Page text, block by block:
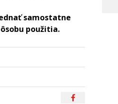
samostatne
použitia.